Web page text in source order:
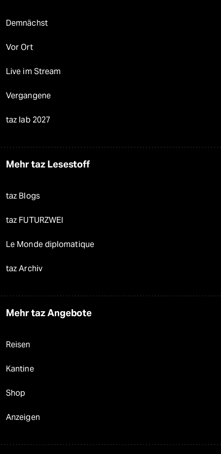
Demnächst
Vor Ort
Live im Stream
Vergangene
taz lab 2027
Mehr taz Lesestoff
taz Blogs
taz FUTURZWEI
Le Monde diplomatique
taz Archiv
Mehr taz Angebote
Reisen
Kantine
Shop
Anzeigen